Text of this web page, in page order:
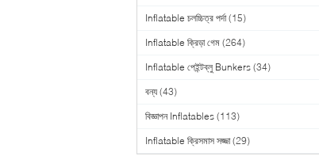
Inflatable চলচ্চিত্র পর্দা (15)
Inflatable ক্রিড়া গেম (264)
Inflatable পেইন্টব্লু Bunkers (34)
বন্য (43)
বিজ্ঞাপন Inflatables (113)
Inflatable ক্রিসমাস সজ্জা (29)